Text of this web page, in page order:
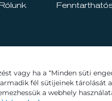
Rólunk
vagy ha a “Minden süti
fél sütijeinek tárolását
a webhely